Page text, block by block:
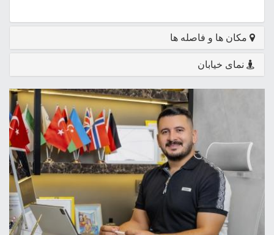
مکان ها و فاصله ها
نمای خیابان